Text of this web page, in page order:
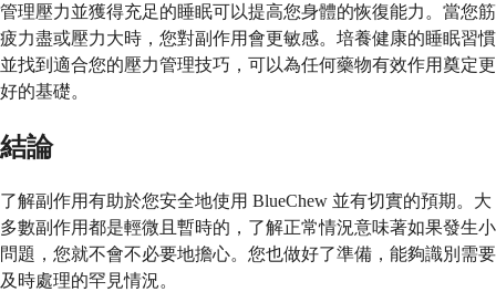
管理壓力並獲得充足的睡眠可以提高您身體的恢復能力。當您筋
疲力盡或壓力大時，您對副作用會更敏感。培養健康的睡眠習慣
並找到適合您的壓力管理技巧，可以為任何藥物有效作用奠定更
好的基礎。
結論
了解副作用有助於您安全地使用 BlueChew 並有切實的預期。大
多數副作用都是輕微且暫時的，了解正常情況意味著如果發生小
問題，您就不會不必要地擔心。您也做好了準備，能夠識別需要
及時處理的罕見情況。